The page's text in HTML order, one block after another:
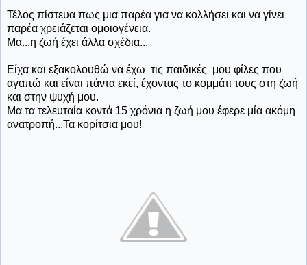
Τέλος πίστευα πως μια παρέα για να κολλήσει και να γίνει
παρέα χρειάζεται ομοιογένεια.
Μα...η ζωή έχει άλλα σχέδια...
Είχα και εξακολουθώ να έχω τις παιδικές μου φίλες που
αγαπώ και είναι πάντα εκεί, έχοντας το κομμάτι τους στη ζωή
και στην ψυχή μου.
Μα τα τελευταία κοντά 15 χρόνια η ζωή μου έφερε μία ακόμη
ανατροπή...Τα κορίτσια μου!